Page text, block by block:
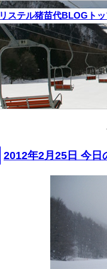
リステル猪苗代BLOGト
2012年2月25日 今日